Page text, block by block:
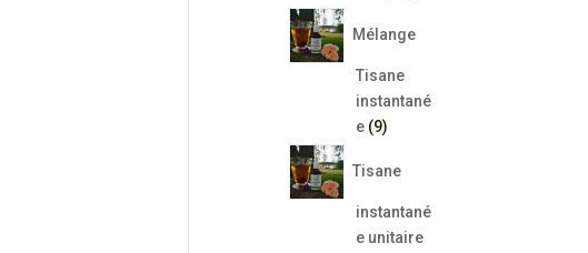
Mélange
Tisane
instantané
e 99
Tisane
instantané
e unitaire